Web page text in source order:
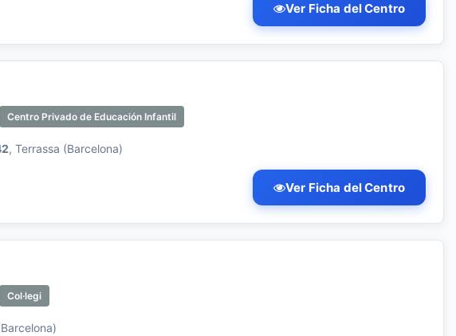
Ver Ficha del Centro
Centro Privado de Educación Infantil
, Terrassa (Barcelona)
Ver Ficha del Centro
Col·legi